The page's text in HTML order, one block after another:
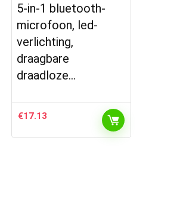
5-in-1 bluetooth-
microfoon, led-
verlichting,
draagbare
draadloze…
€17.13